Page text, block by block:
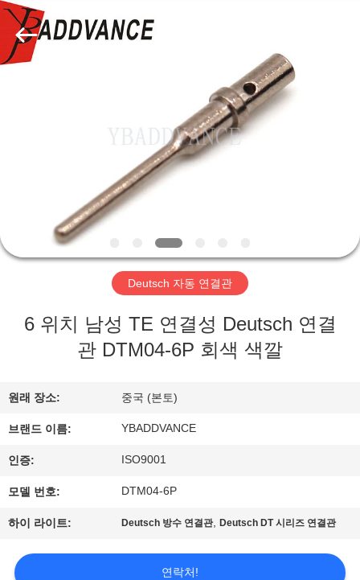
우
리
여
공
장
여
자.
Copyright
2019
2026
Xi'An
Deutsch 자동 연결관
6 위치 남성 TE 연결성 Deutsch 연결
관 DTM04-6P 회색 색깔
원래 장소: 중국 (본토)
브랜드 이름: YBADDVANCE
인증: ISO9001
모델 번호: DTM04-6P
하이 라이트: Deutsch 방수 연결관,Deutsch DT 시리즈 연결관
연락처!